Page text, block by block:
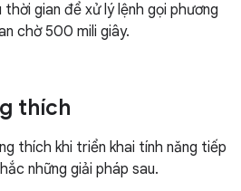
gian để xử lý lệnh gọi phương
chờ 500 mili giây.
thích
thích khi triển khai tính năng tiếp
những giải pháp sau.